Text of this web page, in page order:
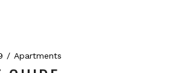
Apartments